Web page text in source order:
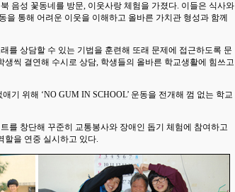
음성 꽃동네를 방문, 이웃사랑 체험을 가졌다. 이들은 식사와
을 통해 어려운 이웃을 이해하고 올바른 가치관 형성과 함께
를 상담할 수 있는 기법을 훈련해 또래 문제에 접근하도록 문
씩 결연해 수시로 상담, 학생들의 올바른 학교생활에 힘쓰고
기 위해 ‘NO GUM IN SCHOOL’ 운동을 전개해 껌 없는 학교
를 창단해 꾸준히 교통봉사와 장애인 돕기 체험에 참여하고
할을 연중 실시하고 있다.